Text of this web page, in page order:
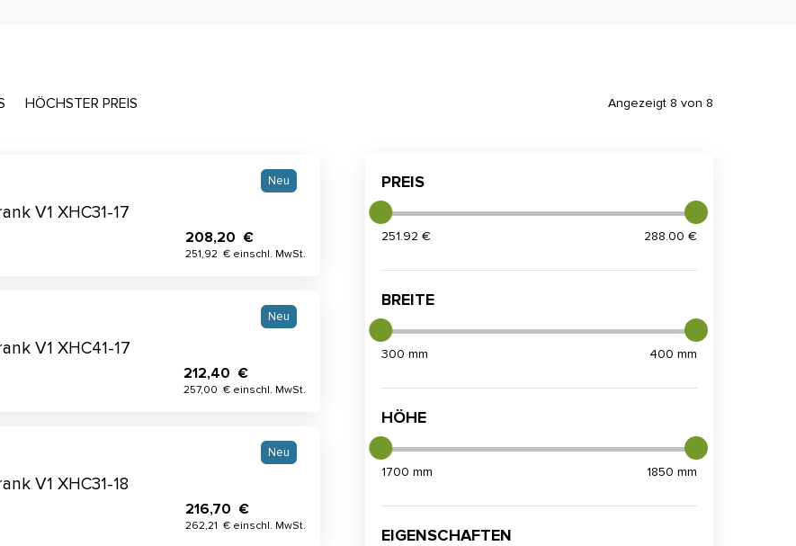
HÖCHSTER PREIS
Neu
V1 XHC31-17
208,20 €
251,92 € einschl. MwSt.
Neu
V1 XHC41-17
212,40 €
257,00 € einschl. MwSt.
Neu
V1 XHC31-18
216,70 €
262,21 € einschl. MwSt.
Angezeigt 8 von 8
PREIS
251.92 € 288.00 €
BREITE
300 mm 400 mm
HÖHE
1700 mm 1850 mm
EIGENSCHAFTEN